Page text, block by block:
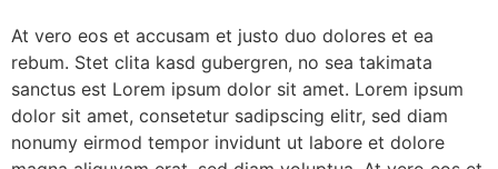
At vero eos et accusam et justo duo dolores et ea
rebum. Stet clita kasd gubergren, no sea takimata
sanctus est Lorem ipsum dolor sit amet. Lorem ipsum
dolor sit amet, consetetur sadipscing elitr, sed diam
nonumy eirmod tempor invidunt ut labore et dolore